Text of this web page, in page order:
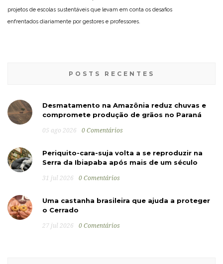
projetos de escolas sustentáveis que levam em conta os desafios
enfrentados diariamente por gestores e professores.
POSTS RECENTES
Desmatamento na Amazônia reduz chuvas e
compromete produção de grãos no Paraná
05 ago 2026 0 Comentários
Periquito-cara-suja volta a se reproduzir na
Serra da Ibiapaba após mais de um século
31 jul 2026 0 Comentários
Uma castanha brasileira que ajuda a proteger
o Cerrado
27 jul 2026 0 Comentários